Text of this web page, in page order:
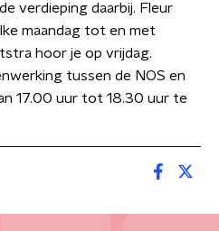
verdieping daarbij. Fleur
maandag tot en met
hoor je op vrijdag.
tussen de NOS en
17.00 uur tot 18.30 uur te